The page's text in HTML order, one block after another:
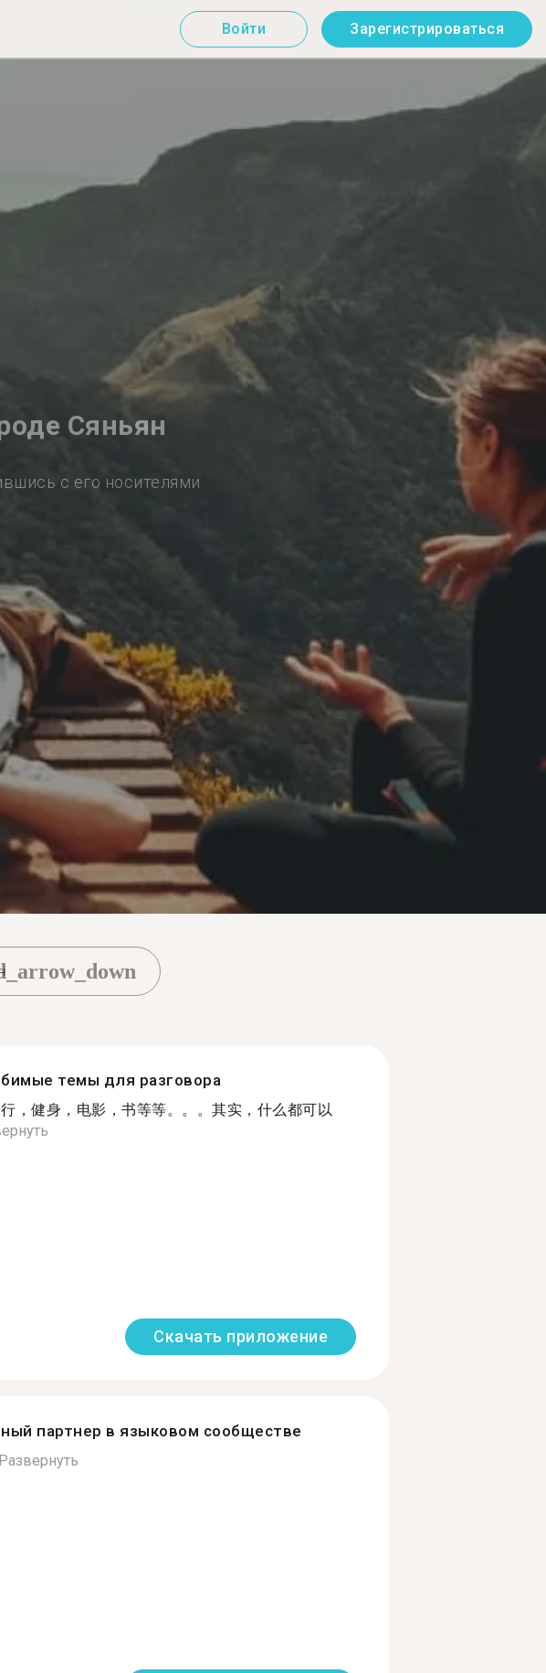
Войти Зарегистрироваться
Сяньян
с его носителями
темы для разговора
，健身，电影，书等等。。。其实，什么都可以
Скачать приложение
партнер в языковом сообществе
Развернуть